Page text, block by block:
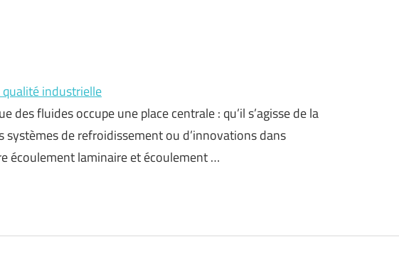
industrielle
des fluides occupe une place centrale : qu’il s’agisse de la
de refroidissement ou d’innovations dans
écoulement laminaire et écoulement …